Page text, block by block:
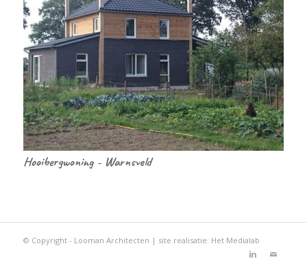
Hooibergwoning - Warnsveld
© Copyright - Looman Architecten | site realisatie: Het Medialab